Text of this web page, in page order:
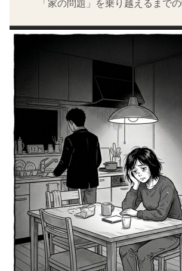
「家の問題」を乗り越えるまでの